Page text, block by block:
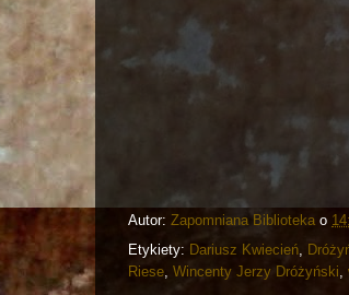
Autor: Zapomniana Biblioteka o
Etykiety: Dariusz Kwiecień,
Riese, Wincenty Jerzy Dróżyński,